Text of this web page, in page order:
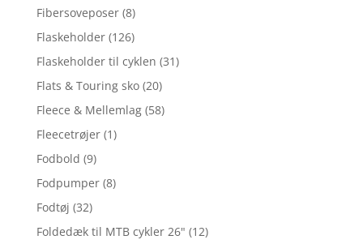
Fibersoveposer (8)
Flaskeholder (126)
Flaskeholder til cyklen (31)
Flats & Touring sko (20)
Fleece & Mellemlag (58)
Fleecetrøjer (1)
Fodbold (9)
Fodpumper (8)
Fodtøj (32)
Foldedæk til MTB cykler 26" (12)